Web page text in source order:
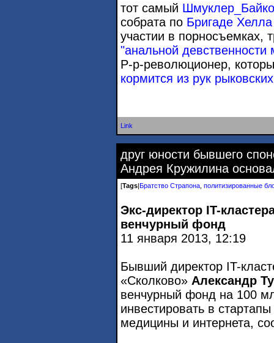
тот самый
собрата по Бригаде
участии в порносъемках,
"анальной девственности
Р-р-революционер,
кормится из рук рыковских
Link
друг юности бывшего
Андрея Кружилина
[Tags|Братство Страпона политизированные
Экс-директор IT-
венчурный фонд
11 января 2013, 12:19
Бывший директор IT-
«Сколково» Александр
венчурный фонд на 100
инвестировать в
медицины и интернета,